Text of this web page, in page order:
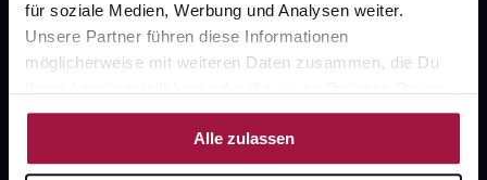
für soziale Medien, Werbung und Analysen weiter.
Unsere Partner führen diese Informationen
möglicherweise mit weiteren Daten zusammen, die Du
Nutzung der Dienste gesammelt haben.
Alle zulassen
Barrierefreiheitserklärung
gesund-versorger.de